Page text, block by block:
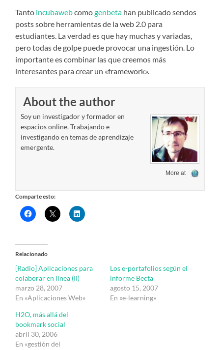
Tanto incubawebcomogenbeta han publicado sendos
posts sobre herramientas de la web 2.0 para
estudiantes. La verdad es que hay muchas y variadas,
pero todas de golpe puede provocar una ingestión. Lo
importante es combinar las que creemos más
interesantes para crear un «framework».
About the author
Soy un investigador y formador en
espacios online. Trabajando e
investigando en temas de aprendizaje
emergente.
More at
Comparte esto:
Relacionado
[Radio] Aplicaciones para
colaborar en línea (II)
marzo 28, 2007
En «Aplicaciones Web»
Los e-portafolios según el
informe Becta
agosto 15, 2007
En «e-learning»
H2O, más allá del
bookmark social
abril 30, 2006
En «gestión del